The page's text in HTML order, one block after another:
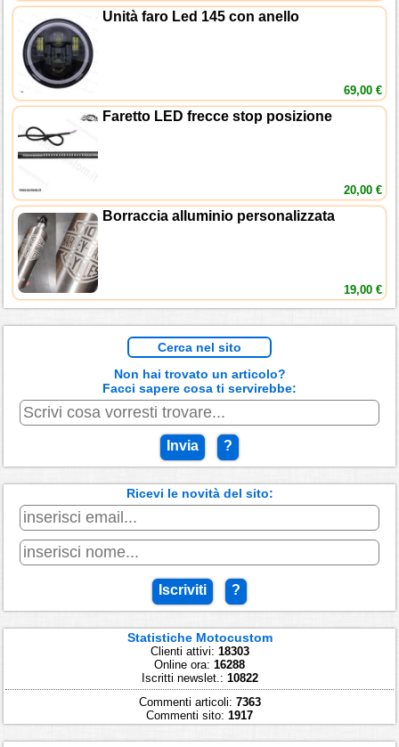
Unità faro Led 145 con anello
69,00 €
Faretto LED frecce stop posizione
20,00 €
Borraccia alluminio personalizzata
19,00 €
Cerca nel sito
Non hai trovato un articolo?
Facci sapere cosa ti servirebbe:
Invia ?
Ricevi le novità del sito:
Iscriviti ?
Statistiche Motocustom
Clienti attivi: 18303
Online ora: 16288
Iscritti newslet.: 10822
Commenti articoli: 7363
Commenti sito: 1917